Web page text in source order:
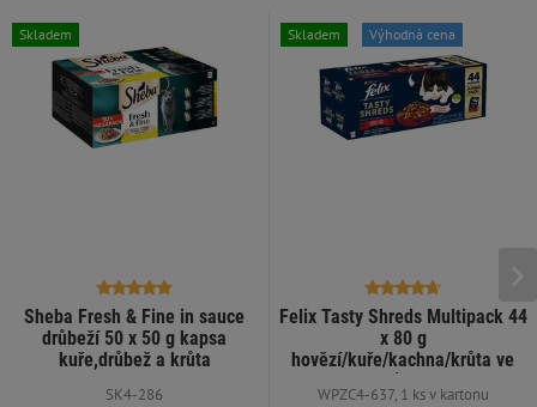
Sheba Fresh & Fine in sauce
drůbeží 50 x 50 g kapsa
kuře,drůbež a krůta
SK4-286
Skladem
Felix Tasty Shreds Multipack 44
x 80 g
hovězí/kuře/kachna/krůta ve
šťávě
WPZC4-637, 1 ks v kartonu
Skladem Výhodná cena